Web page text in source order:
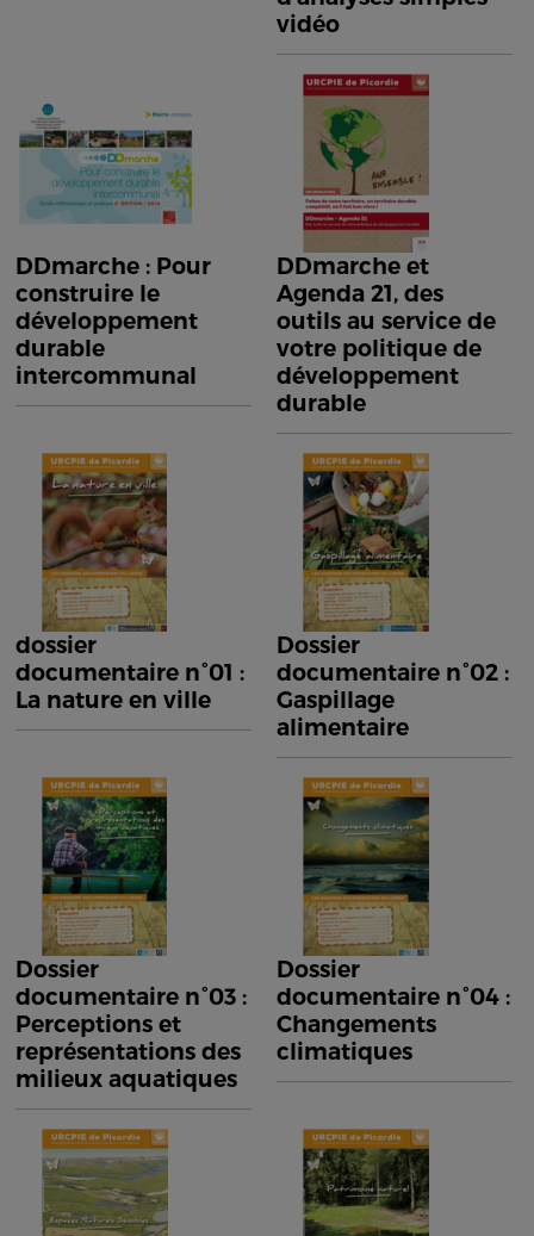
vidéo
DDmarche : Pour
construire le
développement
durable
intercommunal
DDmarche et
Agenda 21, des
outils au service de
votre politique de
développement
durable
dossier
documentaire n°01 :
La nature en ville
Dossier
documentaire n°02 :
Gaspillage
alimentaire
Dossier
documentaire n°03 :
Perceptions et
représentations des
milieux aquatiques
Dossier
documentaire n°04 :
Changements
climatiques